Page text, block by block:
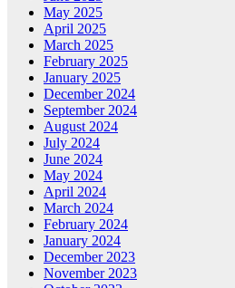
May 2025
April 2025
March 2025
February 2025
January 2025
December 2024
September 2024
August 2024
July 2024
June 2024
May 2024
April 2024
March 2024
February 2024
January 2024
December 2023
November 2023